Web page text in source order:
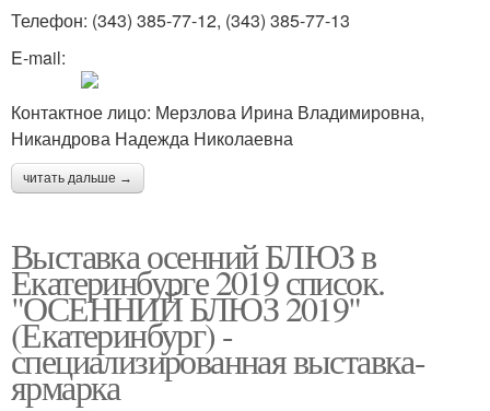
Телефон: (343) 385-77-12, (343) 385-77-13
E-mail:
Контактное лицо: Мерзлова Ирина Владимировна,
Никандрова Надежда Николаевна
читать дальше →
Выставка осенний БЛЮЗ в
Екатеринбурге 2019 список.
"ОСЕННИЙ БЛЮЗ 2019"
(Екатеринбург) -
специализированная выставка-
ярмарка